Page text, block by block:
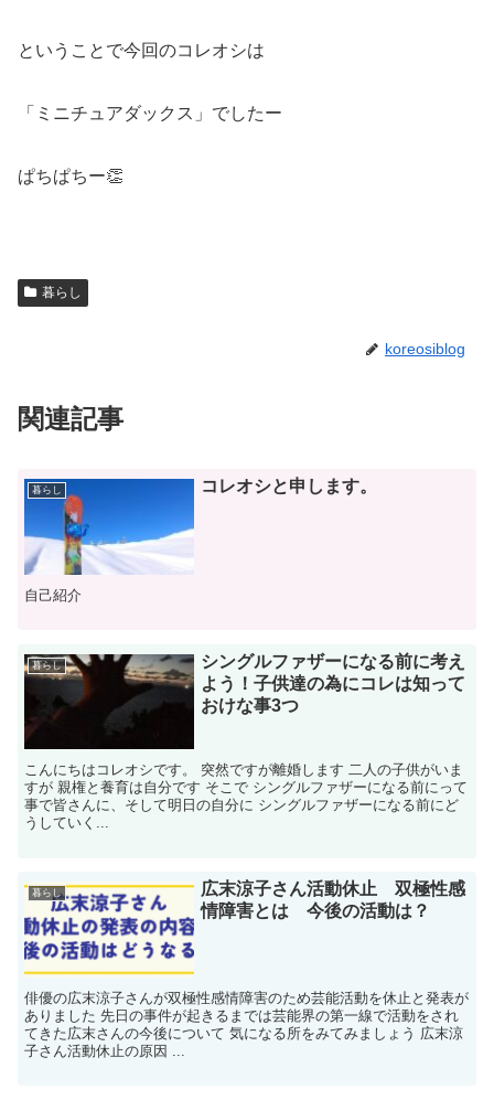
ということで今回のコレオシは
「ミニチュアダックス」でしたー
ぱちぱちー👏
暮らし
koreosiblog
関連記事
暮らし コレオシと申します。
自己紹介
暮らし
シングルファザーになる前に考え
よう！子供達の為にコレは知って
おけな事3つ
こんにちはコレオシです。 突然ですが離婚します 二人の子供がいま
すが 親権と養育は自分です そこで シングルファザーになる前にって
事で皆さんに、そして明日の自分に シングルファザーになる前にど
うしていく...
暮らし
広末涼子さん活動休止 双極性感
情障害とは 今後の活動は？
俳優の広末涼子さんが双極性感情障害のため芸能活動を休止と発表が
ありました 先日の事件が起きるまでは芸能界の第一線で活動をされ
てきた広末さんの今後について 気になる所をみてみましょう 広末涼
子さん活動休止の原因 ...